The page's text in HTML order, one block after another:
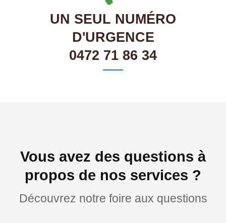
UN SEUL NUMÉRO
D'URGENCE
0472 71 86 34
Vous avez des questions à
propos de nos services ?
Découvrez notre foire aux questions